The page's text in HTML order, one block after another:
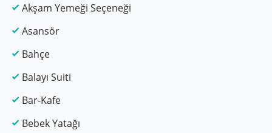
Akşam Yemeği Seçeneği
Asansör
Bahçe
Balayı Suiti
Bar-Kafe
Bebek Yatağı